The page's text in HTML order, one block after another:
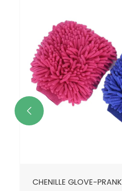
CHENILLE GLOVE-PRANK
